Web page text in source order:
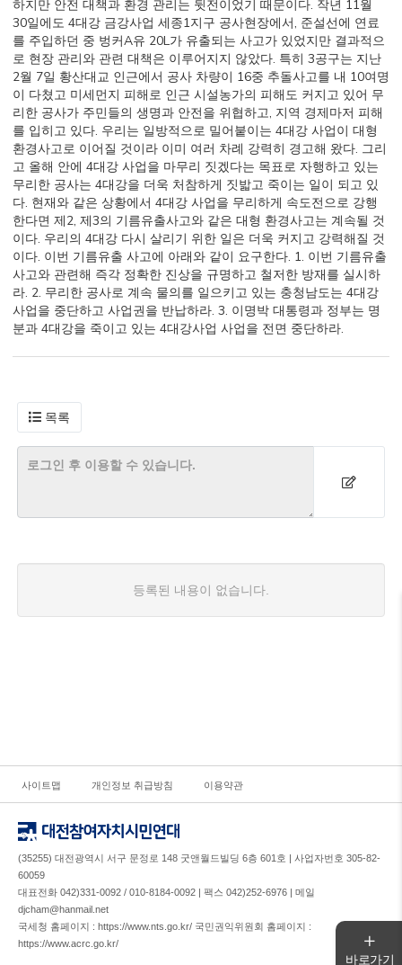
하지만 안전 대책과 환경 관리는 뒷전이었기 때문이다. 작년 11월
30일에도 4대강 금강사업 세종1지구 공사현장에서, 준설선에 연료
를 주입하던 중 벙커A유 20L가 유출되는 사고가 있었지만 결과적으
로 현장 관리와 관련 대책은 이루어지지 않았다. 특히 3공구는 지난
2월 7일 황산대교 인근에서 공사 차량이 16중 추돌사고를 내 10여명
이 다쳤고 미세먼지 피해로 인근 시설농가의 피해도 커지고 있어 무
리한 공사가 주민들의 생명과 안전을 위협하고, 지역 경제마저 피해
를 입히고 있다. 우리는 일방적으로 밀어붙이는 4대강 사업이 대형
환경사고로 이어질 것이라 이미 여러 차례 강력히 경고해 왔다. 그리
고 올해 안에 4대강 사업을 마무리 짓겠다는 목표로 자행하고 있는
무리한 공사는 4대강을 더욱 처참하게 짓밟고 죽이는 일이 되고 있
다. 현재와 같은 상황에서 4대강 사업을 무리하게 속도전으로 강행
한다면 제2, 제3의 기름유출사고와 같은 대형 환경사고는 계속될 것
이다. 우리의 4대강 다시 살리기 위한 일은 더욱 커지고 강력해질 것
이다. 이번 기름유출 사고에 아래와 같이 요구한다. 1. 이번 기름유출
사고와 관련해 즉각 정확한 진상을 규명하고 철저한 방재를 실시하
라. 2. 무리한 공사로 계속 물의를 일으키고 있는 충청남도는 4대강
사업을 중단하고 사업권을 반납하라. 3. 이명박 대통령과 정부는 명
분과 4대강을 죽이고 있는 4대강사업 사업을 전면 중단하라.
목록
등록된 내용이 없습니다.
사이트맵 개인정보 취급방침 이용약관
(35255) 대전광역시 서구 문정로 148 굿앤월드빌딩 6층 601호 | 사업자번호 305-82-
60059
대표전화 042)331-0092 / 010-8184-0092 | 팩스 042)252-6976 | 메일
djcham@hanmail.net
국세청 홈페이지 : https://www.nts.go.kr/ 국민권익위원회 홈페이지 :
https://www.acrc.go.kr/
바로가기